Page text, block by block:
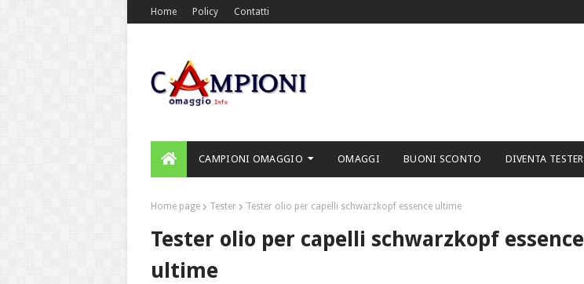
Home Policy Contatti
CAMPIONI OMAGGIO OMAGGI BUONI SCONTO DIVENTA TESTER
Home page Tester Tester olio per capelli schwarzkopf essence ultime
Tester olio per capelli schwarzkopf essence
ultime